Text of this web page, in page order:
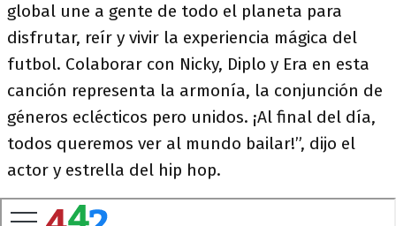
global une a gente de todo el planeta para
disfrutar, reír y vivir la experiencia mágica del
futbol. Colaborar con Nicky, Diplo y Era en esta
canción representa la armonía, la conjunción de
géneros eclécticos pero unidos. ¡Al final del día,
todos queremos ver al mundo bailar!”, dijo el
actor y estrella del hip hop.